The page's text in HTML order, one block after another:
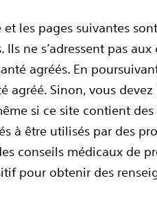
et les pages suivantes
Ils ne s’adressent pas
agréés. En
agréé. Sinon, vous
si ce site contient
à être utilisés par des
conseils médicaux de
pour obtenir des